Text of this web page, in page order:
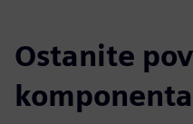
Ostanite